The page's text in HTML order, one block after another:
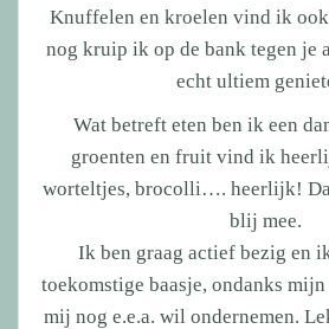
Knuffelen en kroelen vind ik
nog kruip ik op de bank tegen je
echt ultiem
Wat betreft eten ben ik een
groenten en fruit vind ik
worteltjes, brocolli…. heerlijk!
blij mee.
Ik ben graag actief bezig en
toekomstige baasje, ondanks
mij nog e.e.a. wil ondernemen.